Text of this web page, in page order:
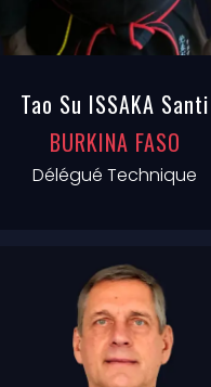
Tao Su ISSAKA Santi
BURKINA FASO
Délégué Technique